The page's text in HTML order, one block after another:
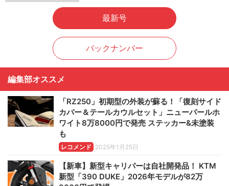
最新号
バックナンバー
編集部オススメ
「RZ250」初期型の外装が蘇る！「復刻サイド
カバー＆テールカウルセット」ニューパールホ
ワイト8万8000円で発売 ステッカー&未塗装
も
レコメンド 2025年1月25日
【新車】新型キャリパーは自社開発品！ KTM
新型「390 DUKE」2026年モデルが82万